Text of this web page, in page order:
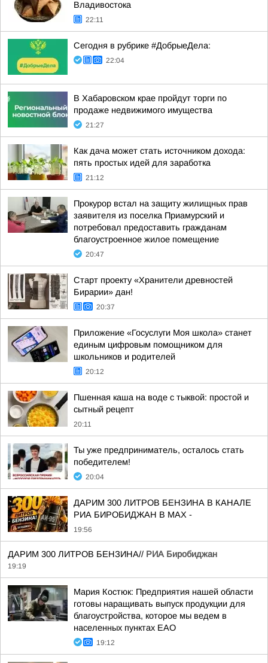
Владивостока
22:11
Сегодня в рубрике #ДобрыеДела:
22:04
В Хабаровском крае пройдут торги по
продаже недвижимого имущества
21:27
Как дача может стать источником дохода:
пять простых идей для заработка
21:12
Прокурор встал на защиту жилищных прав
заявителя из поселка Приамурский и
потребовал предоставить гражданам
благоустроенное жилое помещение
20:47
Старт проекту «Хранители древностей
Бирарии» дан!
20:37
Приложение «Госуслуги Моя школа» станет
единым цифровым помощником для
школьников и родителей
20:12
Пшенная каша на воде с тыквой: простой и
сытный рецепт
20:11
Ты уже предприниматель, осталось стать
победителем!
20:04
ДАРИМ 300 ЛИТРОВ БЕНЗИНА В КАНАЛЕ
РИА БИРОБИДЖАН В МАХ -
19:56
ДАРИМ 300 ЛИТРОВ БЕНЗИНА// РИА Биробиджан
19:19
Мария Костюк: Предприятия нашей области
готовы наращивать выпуск продукции для
благоустройства, которое мы ведем в
населенных пунктах ЕАО
19:12